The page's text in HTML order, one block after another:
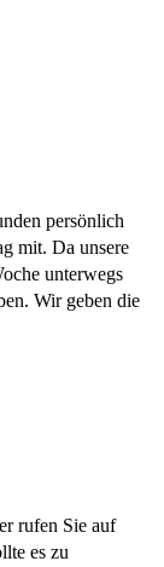
persönlich
mit. Da unsere
unterwegs
Wir geben die
rufen Sie auf
es zu